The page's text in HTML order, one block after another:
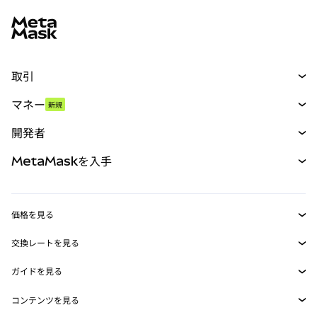
取引
パーペチュアル
RWA
マネー 新規
開発者
MetaMask Connect
Snaps
Web3サービス
MetaMaskを入手
セキュリティ
サポート
価格を見る
イーサリアムの価格
Solanaの価格
交換レートを見る
ETH→USD
USDT→INR
ガイドを見る
ETHの購入
コンテンツを見る